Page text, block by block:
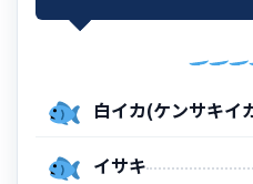
白イカ(ケンサキイ
イサキ